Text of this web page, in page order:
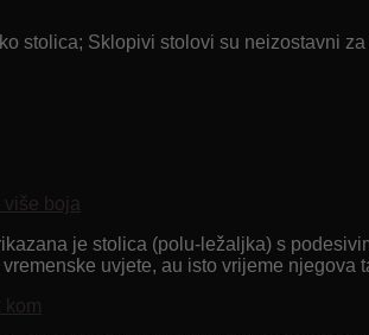
stolica; Sklopivi stolovi su neizostavni
boja
je stolica (polu-ležaljka) s
uvjete, au isto vrijeme
kom